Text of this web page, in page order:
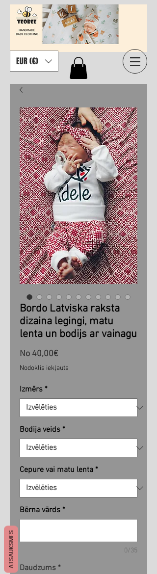
EUR (€)
Bordo Latviska raksta
dizaina legingi, matu
lenta un bodijs ar vainagu
No 40,00€Izpārdošanas
cena
Nodoklis iekļauts
Izmērs *
Bodija veids *
Cepure vai matu lenta *
Bērna vārds *
0/35
Daudzums *
ATSAUKSMES